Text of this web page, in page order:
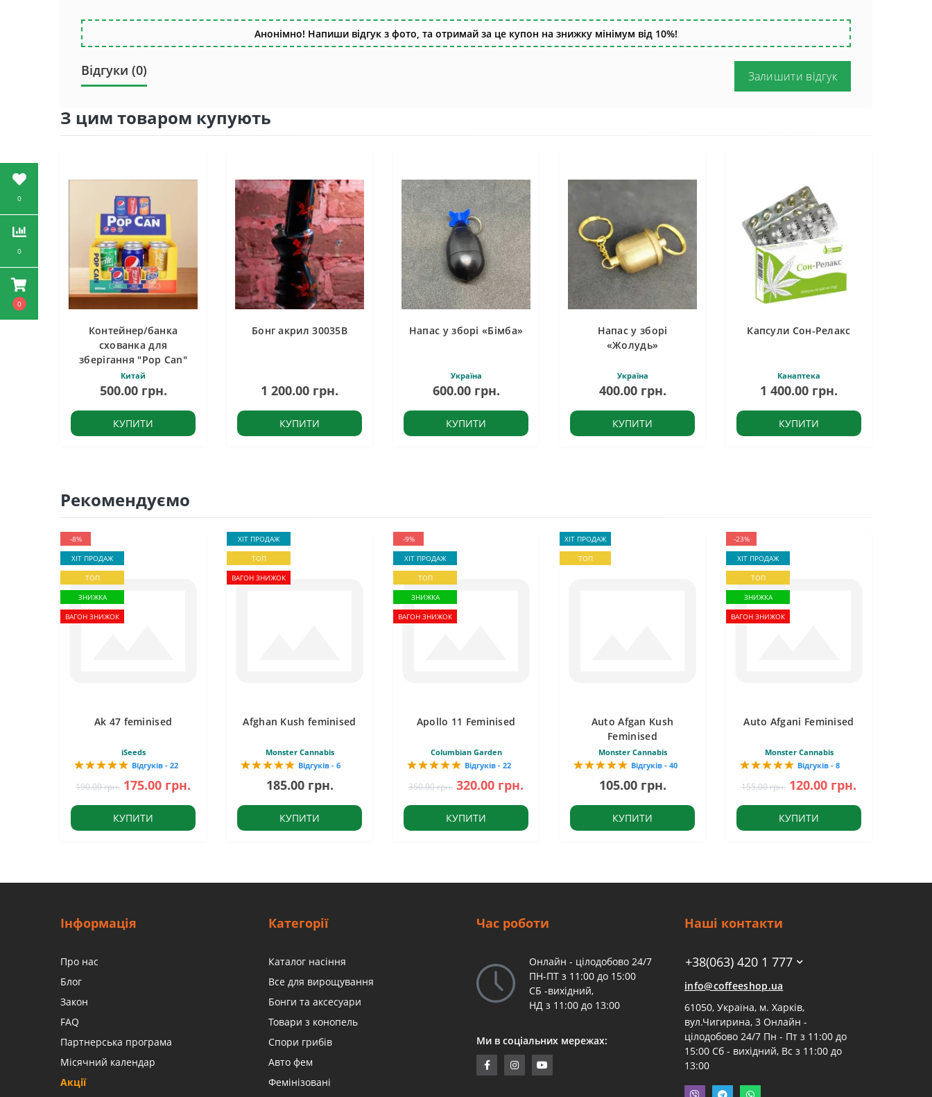
0
0
0
Анонімно! Напиши відгук з фото, та отримай за це купон на знижку мінімум від 10%!
Відгуки (0) Залишити відгук
З цим товаром купують
Контейнер/банка
схованка для
зберігання "Pop Can"
Китай
500.00 грн.
КУПИТИ
Бонг акрил 30035B
1 200.00 грн.
КУПИТИ
Напас у зборі «Бімба»
Україна
600.00 грн.
КУПИТИ
Напас у зборі
«Жолудь»
Україна
400.00 грн.
КУПИТИ
Капсули Сон-Релакс
Канаптека
1 400.00 грн.
КУПИТИ
Рекомендуємо
-8%
ХІТ ПРОДАЖ
ТОП
ЗНИЖКА
ВАГОН ЗНИЖОК
Ak 47 feminised
iSeeds
Відгуків - 22
190.00 грн. 175.00 грн.
КУПИТИ
ХІТ ПРОДАЖ
ТОП
ВАГОН ЗНИЖОК
Afghan Kush feminised
Monster Cannabis
Відгуків - 6
185.00 грн.
КУПИТИ
-9%
ХІТ ПРОДАЖ
ТОП
ЗНИЖКА
ВАГОН ЗНИЖОК
Apollo 11 Feminised
Columbian Garden
Відгуків - 22
350.00 грн. 320.00 грн.
КУПИТИ
ХІТ ПРОДАЖ
ТОП
Auto Afgan Kush
Feminised
Monster Cannabis
Відгуків - 40
105.00 грн.
КУПИТИ
-23%
ХІТ ПРОДАЖ
ТОП
ЗНИЖКА
ВАГОН ЗНИЖОК
Auto Afgani Feminised
Monster Cannabis
Відгуків - 8
155.00 грн. 120.00 грн.
КУПИТИ
Інформація
Про нас
Блог
Закон
FAQ
Партнерська програма
Місячний календар
Акції
Категорії
Каталог насіння
Все для вирощування
Бонги та аксесуари
Товари з конопель
Спори грибів
Авто фем
Фемінізовані
Час роботи
Онлайн - цілодобово 24/7
ПН-ПТ з 11:00 до 15:00
СБ -вихідний,
НД з 11:00 до 13:00
Ми в соціальних мережах:
Наші контакти
+38(063) 420 1 777
info@coffeeshop.ua
61050, Україна, м. Харків,
вул.Чигирина, 3 Онлайн -
цілодобово 24/7 Пн - Пт з 11:00 до
15:00 Сб - вихідний, Вс з 11:00 до
13:00